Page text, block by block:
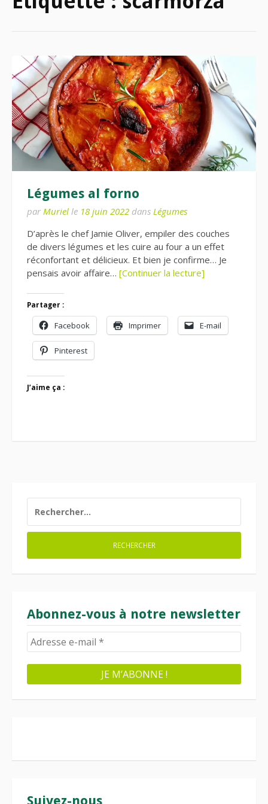
Légumes al forno
par Muriel le 18 juin 2022 dans Légumes
D’après le chef Jamie Oliver, empiler des couches
de divers légumes et les cuire au four a un effet
réconfortant et délicieux. Et bien je confirme… Je
pensais avoir affaire… [Continuer la lecture]
Partager :
Facebook Imprimer E-mail
Pinterest
J’aime ça :
Abonnez-vous à notre newsletter
Suivez-nous